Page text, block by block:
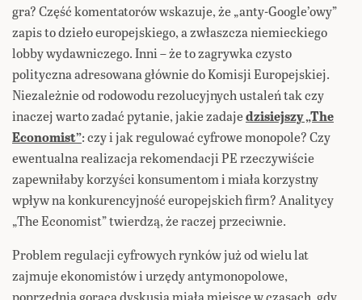
gra? Część komentatorów wskazuje, że „anty-Google’owy”
zapis to dzieło europejskiego, a zwłaszcza niemieckiego
lobby wydawniczego. Inni – że to zagrywka czysto
polityczna adresowana głównie do Komisji Europejskiej.
Niezależnie od rodowodu rezolucyjnych ustaleń tak czy
inaczej warto zadać pytanie, jakie zadajedzisiejszy „The
Economist”: czy i jak regulować cyfrowe monopole? Czy
ewentualna realizacja rekomendacji PE rzeczywiście
zapewniłaby korzyści konsumentom i miała korzystny
wpływ na konkurencyjność europejskich firm? Analitycy
„The Economist” twierdzą, że raczej przeciwnie.
Problem regulacji cyfrowych rynków już od wielu lat
zajmuje ekonomistów i urzędy antymonopolowe,
poprzednia gorąca dyskusja miała miejsce w czasach, gdy